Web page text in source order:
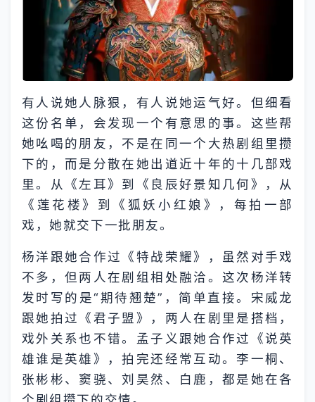
有人说她人脉狠，有人说她运气好。但细看
这份名单，会发现一个有意思的事。这些帮
她吆喝的朋友，不是在同一个大热剧组里攒
下的，而是分散在她出道近十年的十几部戏
里。从《左耳》到《良辰好景知几何》，从
《莲花楼》到《狐妖小红娘》，每拍一部
戏，她就交下一批朋友。
杨洋跟她合作过《特战荣耀》，虽然对手戏
不多，但两人在剧组相处融洽。这次杨洋转
发时写的是“期待翘楚”，简单直接。宋威龙
跟她拍过《君子盟》，两人在剧里是搭档，
戏外关系也不错。孟子义跟她合作过《说英
雄谁是英雄》，拍完还经常互动。李一桐、
张彬彬、窦骁、刘昊然、白鹿，都是她在各